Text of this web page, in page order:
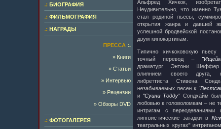
.: БИОГРАФИЯ
.: ФИЛЬМОГРАФИЯ
.: НАГРАДЫ
ПРЕССА :.
» Книги
» Статьи
» Интервью
» Рецензии
» Обзоры DVD
.: ФОТОГАЛЕРЕЯ
Альфред Хичкок,
Неудивительно, что именно
стал родиной пьесы,
открытия жанра и давшей
успешной бродвейской
двум кинокартинам.
Типично хичкоковскую пьесу
точный перевод –
драматург Энтони
влиянием своего друга,
либреттиста Стивена
незабываемых песен к
и "Суини Тодду"Сондхайм был
любовью к головоломкам – не
интригам с
лингвистические загадки в
театральных кругах"